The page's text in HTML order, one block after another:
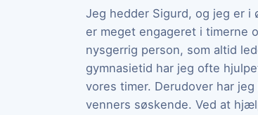
Jeg hedder Sigurd, og jeg er i
er meget engageret i timerne
nysgerrig person, som altid
gymnasietid har jeg ofte
vores timer. Derudover har
venners søskende. Ved at